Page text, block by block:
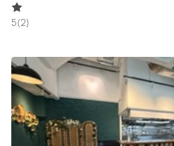
Creatieve ruimte
Dak
Evenementruimte
Foto / Filmstudio
5(2)